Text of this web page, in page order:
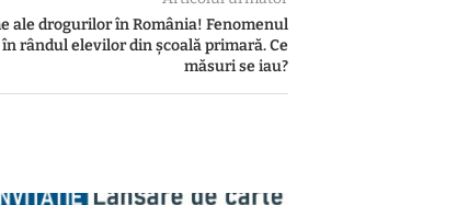
ale drogurilor în România! Fenomenul
rândul elevilor din școală primară. Ce
măsuri se iau?